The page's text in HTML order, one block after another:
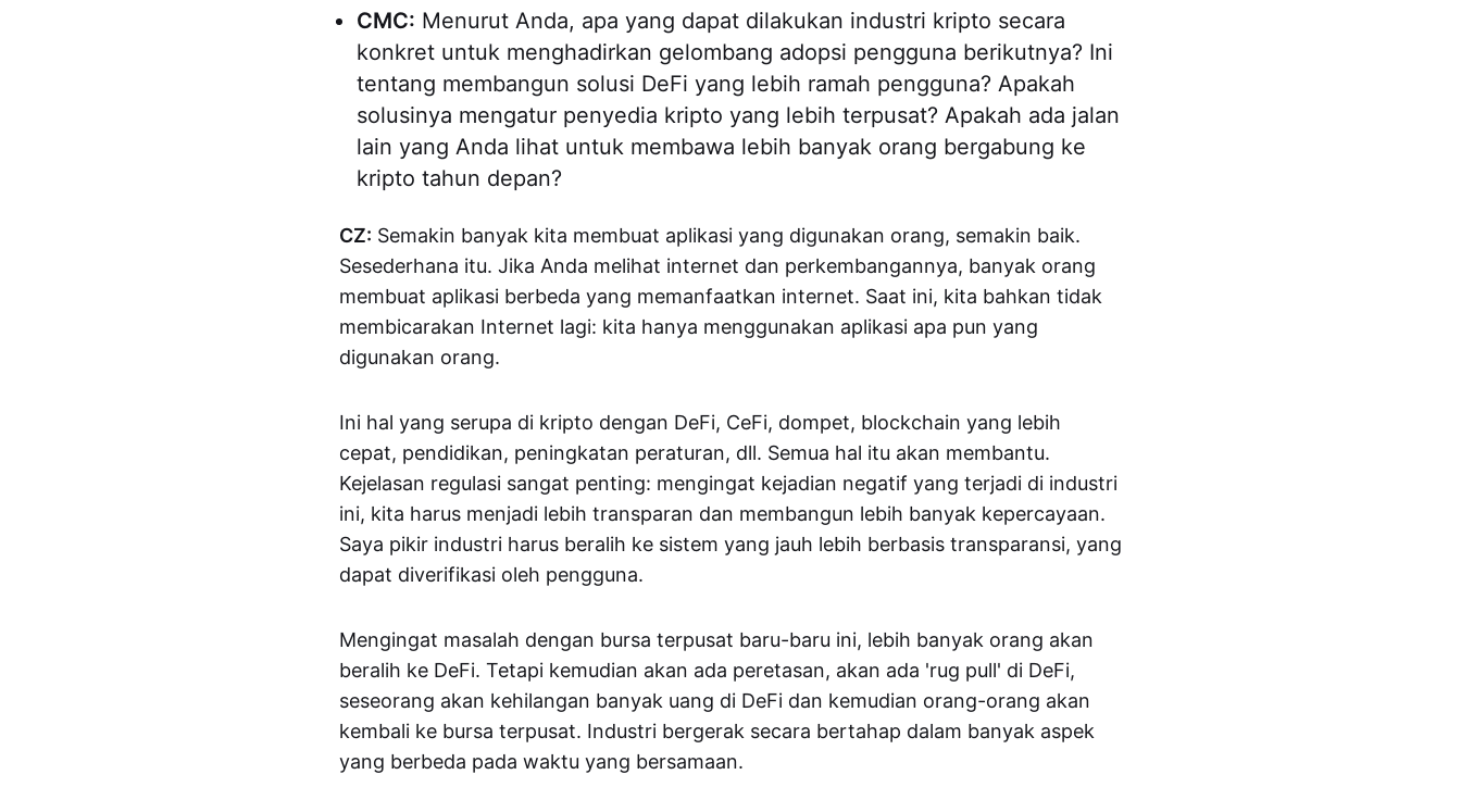
CMC: Menurut Anda, apa yang dapat dilakukan industri kripto secara
konkret untuk menghadirkan gelombang adopsi pengguna berikutnya? Ini
tentang membangun solusi DeFi yang lebih ramah pengguna? Apakah
solusinya mengatur penyedia kripto yang lebih terpusat? Apakah ada jalan
lain yang Anda lihat untuk membawa lebih banyak orang bergabung ke
kripto tahun depan?
CZ: Semakin banyak kita membuat aplikasi yang digunakan orang, semakin baik.
Sesederhana itu. Jika Anda melihat internet dan perkembangannya, banyak orang
membuat aplikasi berbeda yang memanfaatkan internet. Saat ini, kita bahkan tidak
membicarakan Internet lagi: kita hanya menggunakan aplikasi apa pun yang
digunakan orang.
Ini hal yang serupa di kripto dengan DeFi, CeFi, dompet, blockchain yang lebih
cepat, pendidikan, peningkatan peraturan, dll. Semua hal itu akan membantu.
Kejelasan regulasi sangat penting: mengingat kejadian negatif yang terjadi di industri
ini, kita harus menjadi lebih transparan dan membangun lebih banyak kepercayaan.
Saya pikir industri harus beralih ke sistem yang jauh lebih berbasis transparansi, yang
dapat diverifikasi oleh pengguna.
Mengingat masalah dengan bursa terpusat baru-baru ini, lebih banyak orang akan
beralih ke DeFi. Tetapi kemudian akan ada peretasan, akan ada 'rug pull' di DeFi,
seseorang akan kehilangan banyak uang di DeFi dan kemudian orang-orang akan
kembali ke bursa terpusat. Industri bergerak secara bertahap dalam banyak aspek
yang berbeda pada waktu yang bersamaan.